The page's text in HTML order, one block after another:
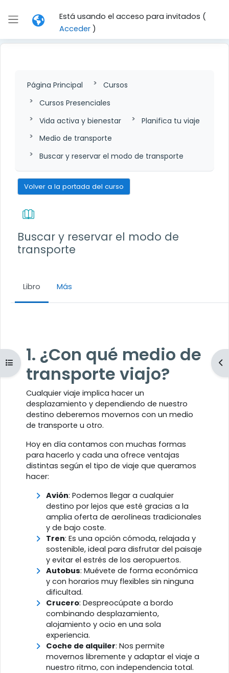
Panel lateral
Está usando el acceso para invitados (
Acceder)
Abrir índice del curso
Página Principal
Cursos
Cursos Presenciales
Vida activa y bienestar
Planifica tu viaje
Medio de transporte
Buscar y reservar el modo de transporte
Volver a la portada del curso
Buscar y reservar el modo de
transporte
Libro Más
1. ¿Con qué medio de
transporte viajo?
Cualquier viaje implica hacer un
desplazamiento y dependiendo de nuestro
destino deberemos movernos con un medio
de transporte u otro.
Hoy en día contamos con muchas formas
para hacerlo y cada una ofrece ventajas
distintas según el tipo de viaje que queramos
hacer:
Avión: Podemos llegar a cualquier
destino por lejos que esté gracias a la
amplia oferta de aerolíneas tradicionales
y de bajo coste.
Tren: Es una opción cómoda, relajada y
sostenible, ideal para disfrutar del paisaje
y evitar el estrés de los aeropuertos.
Autobus: Muévete de forma económica
y con horarios muy flexibles sin ninguna
dificultad.
Crucero: Despreocúpate a bordo
combinando desplazamiento,
alojamiento y ocio en una sola
experiencia.
Coche de alquiler: Nos permite
movernos libremente y adaptar el viaje a
nuestro ritmo, con independencia total.